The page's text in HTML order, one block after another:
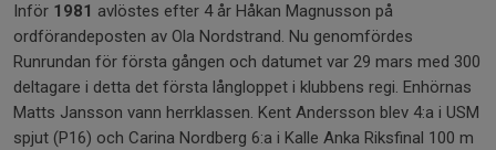
Inför 1981 avlöstes efter 4 år Håkan Magnusson på
ordförandeposten av Ola Nordstrand. Nu genomfördes
Runrundan för första gången och datumet var 29 mars med 300
deltagare i detta det första långloppet i klubbens regi. Enhörnas
Matts Jansson vann herrklassen. Kent Andersson blev 4:a i USM
spjut (P16) och Carina Nordberg 6:a i Kalle Anka Riksfinal 100 m